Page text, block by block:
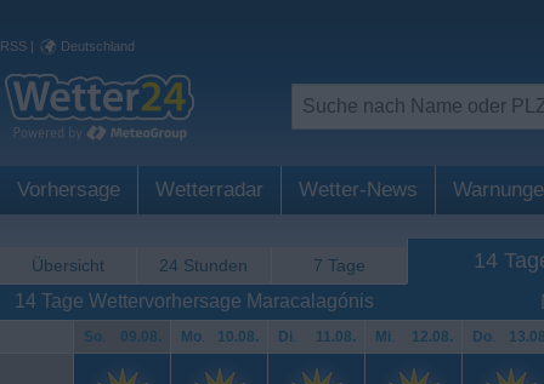
RSS | Deutschland
Vorhersage Wetterradar Wetter-News
Übersicht 24 Stunden 7 Tage 14
14 Tage Wettervorhersage Maracalagónis
So. 09.08. Mo. 10.08. Di. 11.08. Mi. 12.08. Do.